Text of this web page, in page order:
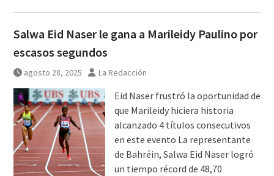
Salwa Eid Naser le gana a Marileidy Paulino por
escasos segundos
agosto 28, 2025 La Redacción
Eid Naser frustró la oportunidad de
que Marileidy hiciera historia
alcanzado 4 títulos consecutivos
en este evento La representante
de Bahréin, Salwa Eid Naser logró
un tiempo récord de 48,70